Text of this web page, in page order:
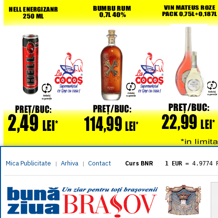
Mica Publicitate | Arhiva | Contact Curs BNR 1 EUR = 4.9774
= 5.8304
1 XAU= 464.4611
1 AED= 1.1933
1 AUD= 2.7957
1 BGN= 2.5449